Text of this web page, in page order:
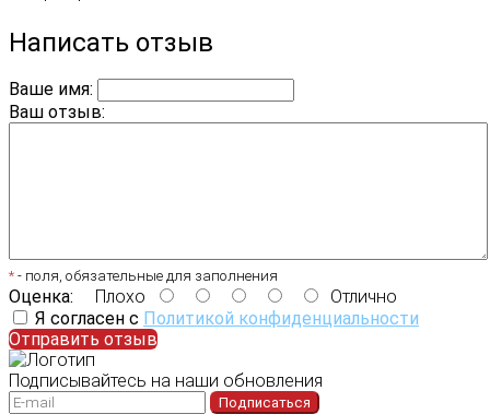
Написать отзыв
Ваше имя:
Ваш отзыв:
* - поля, обязательные для заполнения
Оценка: Плохо
Отлично
Я согласен с Политикой конфиденциальности
Отправить отзыв
Подписывайтесь на наши обновления
Подписаться